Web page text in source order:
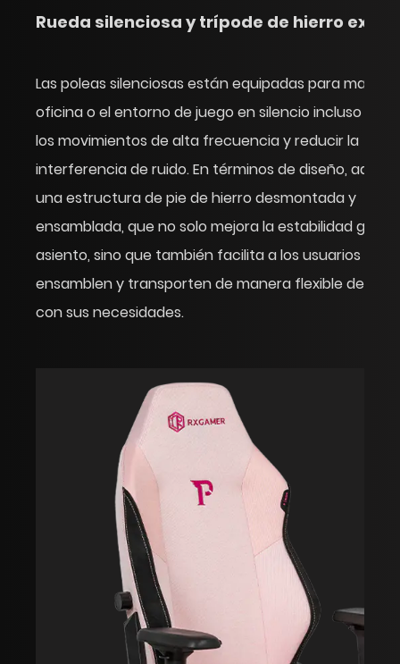
Rueda silenciosa y trípode de hierro
Las poleas silenciosas están equipadas para
oficina o el entorno de juego en silencio incluso
los movimientos de alta frecuencia y reducir la
interferencia de ruido. En términos de diseño,
una estructura de pie de hierro desmontada y
ensamblada, que no solo mejora la estabilidad
asiento, sino que también facilita a los usuarios que
ensamblen y transporten de manera flexible de
con sus necesidades.